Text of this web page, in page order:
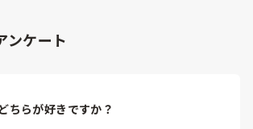
ンケート
ちらが好きですか？